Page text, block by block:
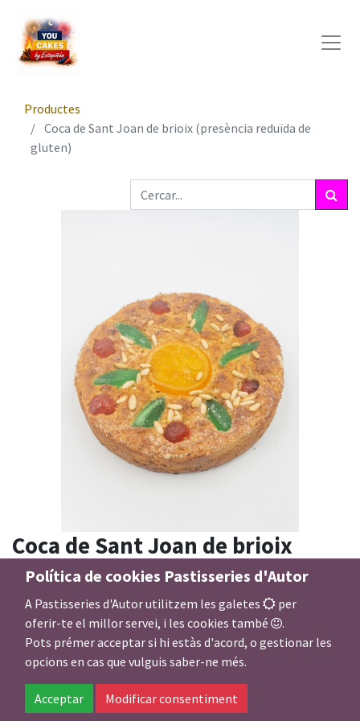
Productes
Coca de Sant Joan de brioix (presència reduïda de
gluten)
Coca de Sant Joan de brioix
(presència reduïda de gluten)
Aquest producte ja no està disponible.
Termes i condicions
Comandes: mínim 24h d'antelació. Per excepcions gràcies per
Política de cookies Pastisseries d'Autor
A Pastisseries d'Autor utilitzem les galetes
per
oferir-te el millor servei, i les cookies també
.
Pots prémer acceptar si hi estàs d'acord, o gestionar les
opcions en cas que vulguis saber-ne més.
Acceptar Modificar consentiment